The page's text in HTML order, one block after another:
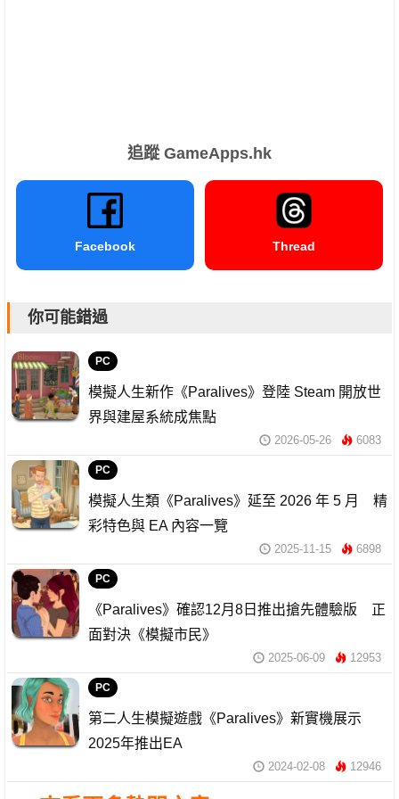
追蹤 GameApps.hk
Facebook Thread
你可能錯過
PC
模擬人生新作《Paralives》登陸 Steam 開放世
界與建屋系統成焦點
2026-05-26 6083
PC
模擬人生類《Paralives》延至 2026 年 5 月 精
彩特色與 EA 內容一覽
2025-11-15 6898
PC
《Paralives》確認12月8日推出搶先體驗版 正
面對決《模擬市民》
2025-06-09 12953
PC
第二人生模擬遊戲《Paralives》新實機展示
2025年推出EA
2024-02-08 12946